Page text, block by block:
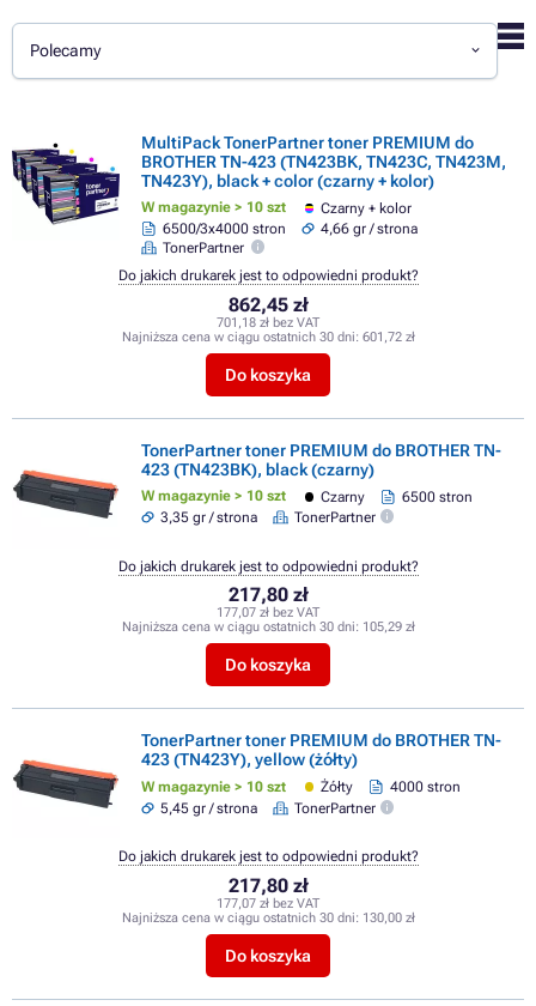
Polecamy
MultiPack TonerPartner toner PREMIUM do
BROTHER TN-423 (TN423BK, TN423C, TN423M,
TN423Y), black + color (czarny + kolor)
W magazynie > 10 szt
Czarny + kolor
6500/3x4000 stron
4,66 gr / strona
TonerPartner
862,45 zł
701,18 zł bez VAT
Najniższa cena w ciągu ostatnich 30 dni: 601,72 zł
Do koszyka
Do jakich drukarek jest to odpowiedni produkt?
TonerPartner toner PREMIUM do BROTHER TN-
423 (TN423BK), black (czarny)
W magazynie > 10 szt Czarny
6500 stron
3,35 gr / strona
TonerPartner
217,80 zł
177,07 zł bez VAT
Najniższa cena w ciągu ostatnich 30 dni: 105,29 zł
Do koszyka
Do jakich drukarek jest to odpowiedni produkt?
TonerPartner toner PREMIUM do BROTHER TN-
423 (TN423Y), yellow (żółty)
W magazynie > 10 szt Żółty
4000 stron
5,45 gr / strona
TonerPartner
217,80 zł
177,07 zł bez VAT
Najniższa cena w ciągu ostatnich 30 dni: 130,00 zł
Do koszyka
Do jakich drukarek jest to odpowiedni produkt?